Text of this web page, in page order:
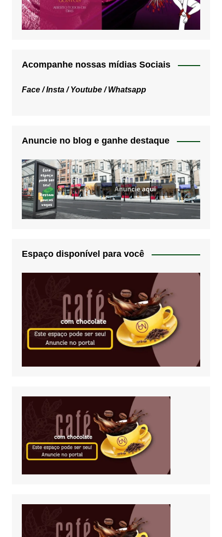
Acompanhe nossas mídias Sociais
Face /Insta /Youtube /Whatsapp
Anuncie no blog e ganhe destaque
Espaço disponível para você